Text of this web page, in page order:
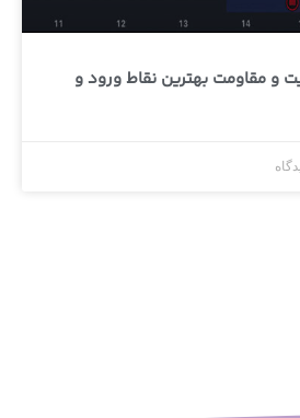
و مقاومت بهترین نقاط ورود و